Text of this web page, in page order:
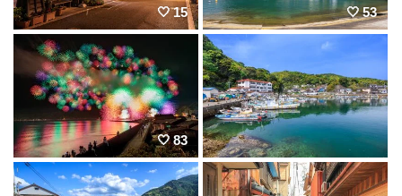
15 53
83